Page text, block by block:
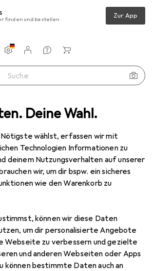
Deine Wahl.
Nötigste wählst, erfassen wir mit
Technologien Informationen zu
deinem Nutzungsverhalten auf unserer
wir, um dir bspw. ein sicheres
wie den Warenkorb zu
können wir diese Daten
um dir personalisierte Angebote
Webseite zu verbessern und gezielte
und anderen Webseiten oder Apps
können bestimmte Daten auch an
finden und bestellen Zur App
Einstellungen
Kundenkonto
Vergleichslisten
Merklisten
Warenkorb
Leuchtmittel Osram Led Retrofit Classic A
10 Bilder
Classic A